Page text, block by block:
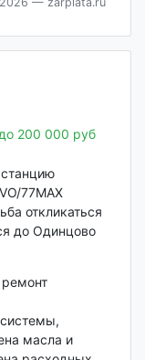
200 000 руб
77MAX
откликаться
до Одинцово
масла и